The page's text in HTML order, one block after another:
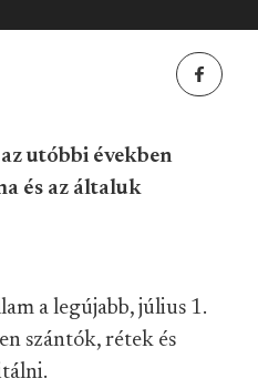
utóbbi években
és az általuk
a legújabb, július 1.
szántók, rétek és